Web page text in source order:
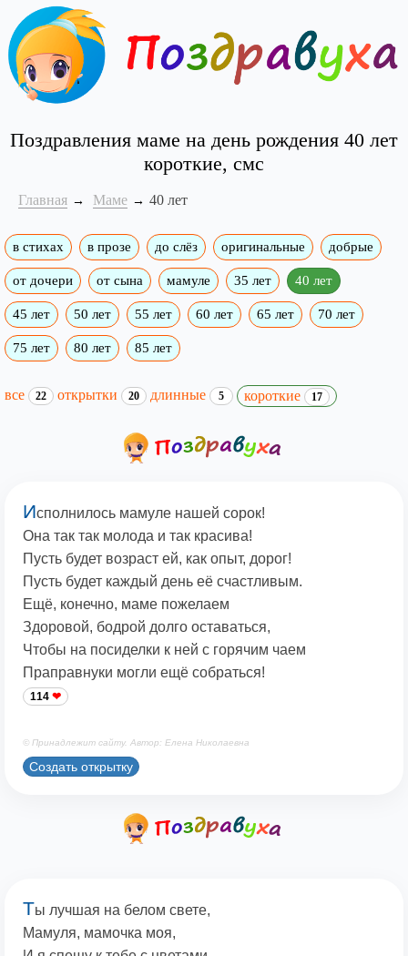
Поздравления маме на день рождения 40 лет
короткие, смс
Главная Маме 40 лет
в стихах в прозе до слёз оригинальные добрые
от дочери от сына мамуле 35 лет 40 лет
45 лет 50 лет 55 лет 60 лет 65 лет 70 лет
75 лет 80 лет 85 лет
все 22 открытки 20 длинные 5 короткие 17
Исполнилось мамуле нашей сорок!
Она так так молода и так красива!
Пусть будет возраст ей, как опыт, дорог!
Пусть будет каждый день её счастливым.
Ещё, конечно, маме пожелаем
Здоровой, бодрой долго оставаться,
Чтобы на посиделки к ней с горячим чаем
Праправнуки могли ещё собраться!
114
© Принадлежит сайту. Автор: Елена Николаевна
Создать открытку
Ты лучшая на белом свете,
Мамуля, мамочка моя,